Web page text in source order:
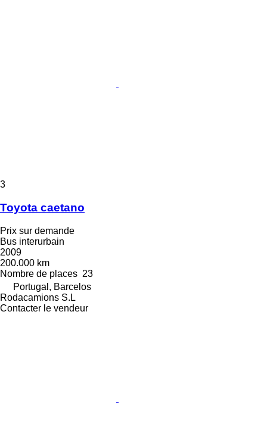
3
Toyota caetano
Prix sur demande
Bus interurbain
2009
200.000 km
Nombre de places 23
Portugal, Barcelos
Rodacamions S.L
Contacter le vendeur